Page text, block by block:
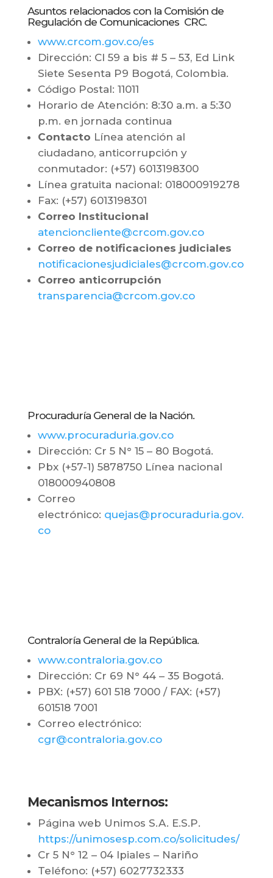
Asuntos relacionados con la Comisión de
Regulación de Comunicaciones CRC.
www.crcom.gov.co/es
Dirección: Cl 59 a bis # 5 – 53, Ed Link
Siete Sesenta P9 Bogotá, Colombia.
Código Postal: 11011
Horario de Atención: 8:30 a.m. a 5:30
p.m. en jornada continua
Contacto Línea atención al
ciudadano, anticorrupción y
conmutador: (+57) 6013198300
Línea gratuita nacional: 018000919278
Fax: (+57) 6013198301
Correo Institucional
atencioncliente@crcom.gov.co
Correo de notificaciones judiciales
notificacionesjudiciales@crcom.gov.co
Correo anticorrupción
transparencia@crcom.gov.co
Procuraduría General de la Nación.
www.procuraduria.gov.co
Dirección: Cr 5 N° 15 – 80 Bogotá.
Pbx (+57-1) 5878750 Línea nacional
018000940808
Correo
electrónico: quejas@procuraduria.gov.
co
Contraloría General de la República.
www.contraloria.gov.co
Dirección: Cr 69 N° 44 – 35 Bogotá.
PBX: (+57) 601 518 7000 / FAX: (+57)
601518 7001
Correo electrónico:
cgr@contraloria.gov.co
Mecanismos Internos:
Página web Unimos S.A. E.S.P.
https://unimosesp.com.co/solicitudes/
Cr 5 N° 12 – 04 Ipiales – Nariño
Teléfono: (+57) 6027732333